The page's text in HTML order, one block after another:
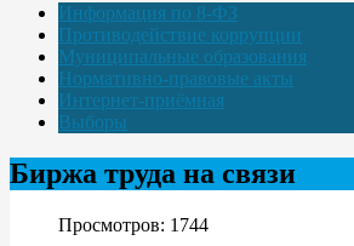
Информация по 8-ФЗ
Противодействие коррупции
Муниципальные образования
Нормативно-правовые акты
Интернет-приёмная
Выборы
Биржа труда на связи
Просмотров: 1744